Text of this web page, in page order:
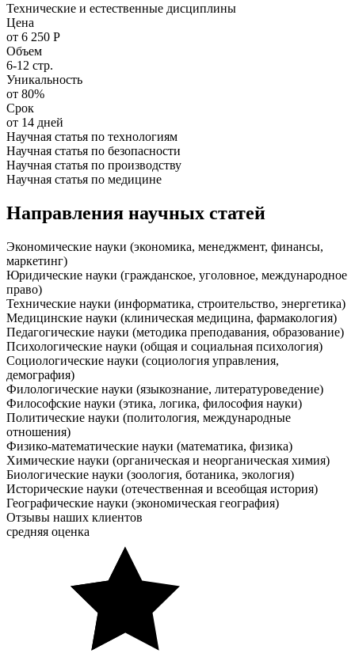
Технические и естественные дисциплины
Цена
от 6 250 Р
Объем
6-12 стр.
Уникальность
от 80%
Срок
от 14 дней
Научная статья по технологиям
Научная статья по безопасности
Научная статья по производству
Научная статья по медицине
Направления научных статей
Экономические науки (экономика, менеджмент, финансы,
маркетинг)
Юридические науки (гражданское, уголовное, международное
право)
Технические науки (информатика, строительство, энергетика)
Медицинские науки (клиническая медицина, фармакология)
Педагогические науки (методика преподавания, образование)
Психологические науки (общая и социальная психология)
Социологические науки (социология управления,
демография)
Филологические науки (языкознание, литературоведение)
Философские науки (этика, логика, философия науки)
Политические науки (политология, международные
отношения)
Физико-математические науки (математика, физика)
Химические науки (органическая и неорганическая химия)
Биологические науки (зоология, ботаника, экология)
Исторические науки (отечественная и всеобщая история)
Географические науки (экономическая география)
Отзывы наших клиентов
средняя оценка